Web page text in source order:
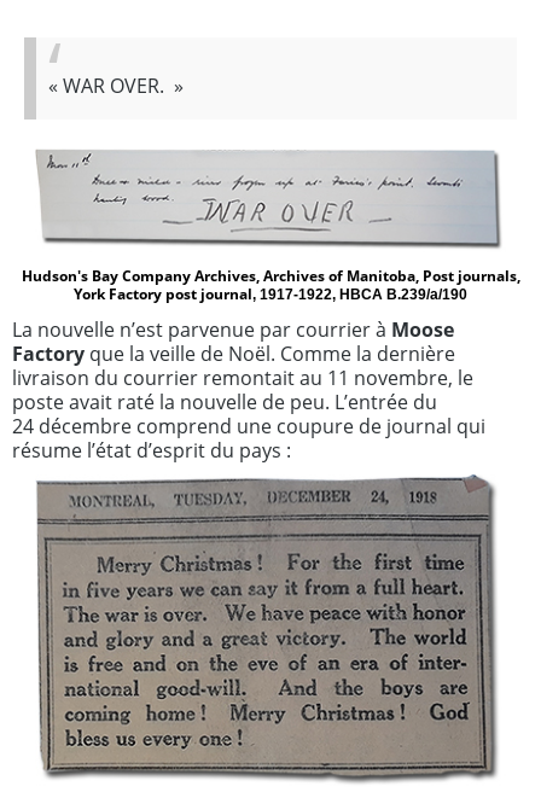
« WAR OVER. »
Hudson's Bay Company Archives, Archives of Manitoba, Post journals,
York Factory post journal, 1917-1922, HBCA B.239/a/190
La nouvelle n’est parvenue par courrier à Moose
Factory que la veille de Noël. Comme la dernière
livraison du courrier remontait au 11 novembre, le
poste avait raté la nouvelle de peu. L’entrée du
24 décembre comprend une coupure de journal qui
résume l’état d’esprit du pays :